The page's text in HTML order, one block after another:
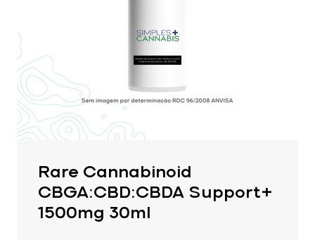
Rare Cannabinoid
CBGA:CBD:CBDA Support+
1500mg 30ml